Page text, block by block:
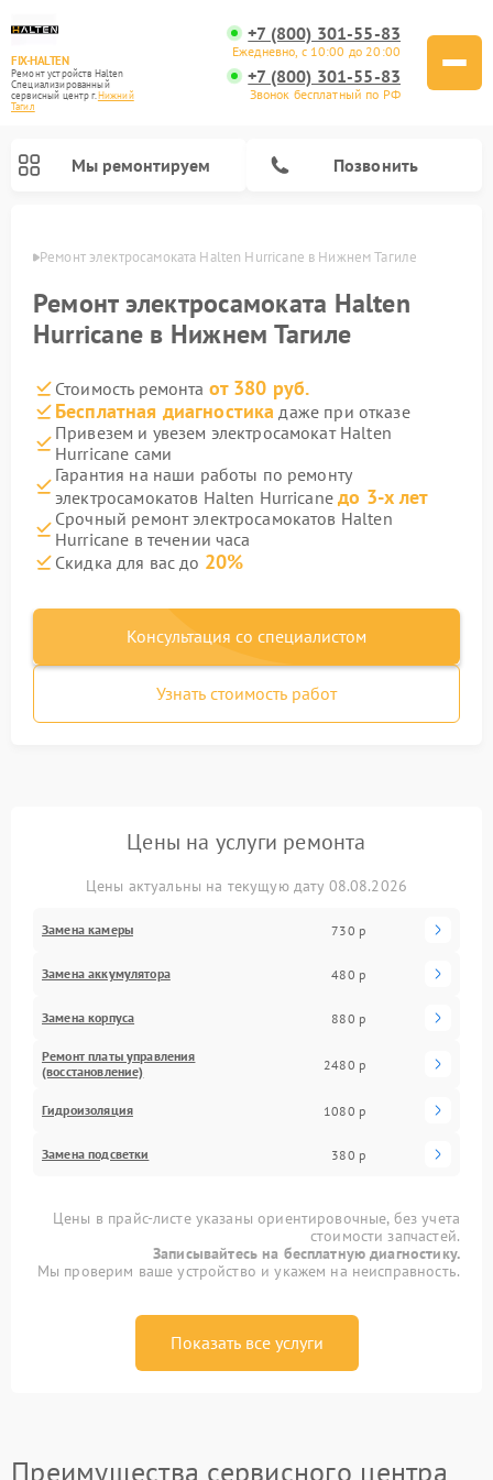
FIX-HALTEN
Ремонт устройств Halten
Специализированный
cервисный центр г.Нижний
Тагил
+7 (800) 301-55-83
Ежедневно, с 10:00 до 20:00
+7 (800) 301-55-83
Звонок бесплатный по РФ
Мы ремонтируем Позвонить
Ремонт электросамоката Halten Hurricane в Нижнем Тагиле
Ремонт электросамоката Halten
Hurricane в Нижнем Тагиле
Стоимость ремонта от 380 руб.
Бесплатная диагностика даже при отказе
Привезем и увезем электросамокат Halten
Hurricane сами
Гарантия на наши работы по ремонту
электросамокатов Halten Hurricaneдо 3-х лет
Срочный ремонт электросамокатов Halten
Hurricane в течении часа
Скидка для вас до 20%
Консультация со специалистом
Узнать стоимость работ
Цены на услуги ремонта
Цены актуальны на текущую дату 08.08.2026
Замена камеры 730 р
Замена аккумулятора 480 р
Замена корпуса 880 р
Ремонт платы управления
(восстановление)
2480 р
Гидроизоляция 1080 р
Замена подсветки 380 р
Цены в прайс-листе указаны ориентировочные, без учета
стоимости запчастей.
Записывайтесь на бесплатную диагностику.
Мы проверим ваше устройство и укажем на неисправность.
Показать все услуги
Преимущества сервисного центра